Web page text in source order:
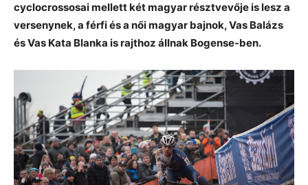
cyclocrossosai mellett két magyar résztvevője is lesz a
versenynek, a férfi és a női magyar bajnok, Vas Balázs
és Vas Kata Blanka is rajthoz állnak Bogense-ben.